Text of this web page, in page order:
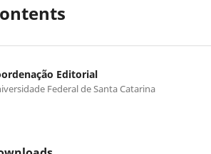
Editorial
Federal de Santa Catarina